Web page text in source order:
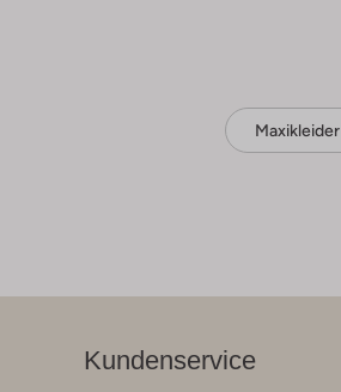
Maxikleider
Kundenservice